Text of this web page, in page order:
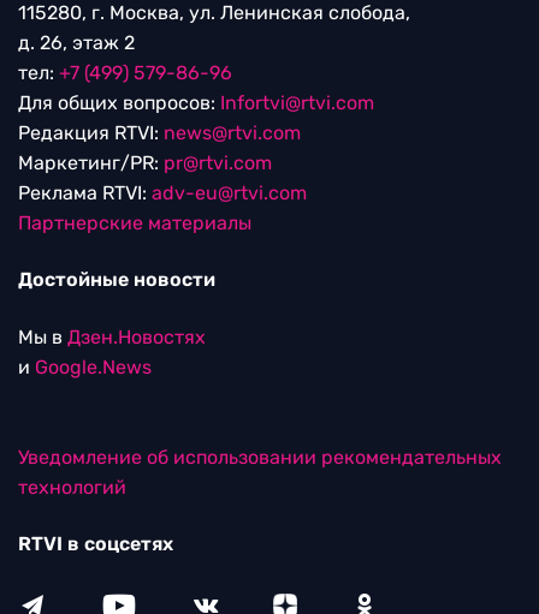
115280, г. Москва, ул. Ленинская слобода,
д. 26, этаж 2
тел: +7 (499) 579-86-96
Для общих вопросов: Infortvi@rtvi.com
Редакция RTVI: news@rtvi.com
Маркетинг/PR: pr@rtvi.com
Реклама RTVI: adv-eu@rtvi.com
Партнерские материалы
Достойные новости
Мы в Дзен.Новостях
и Google.News
Уведомление об использовании рекомендательных
технологий
RTVI в соцсетях